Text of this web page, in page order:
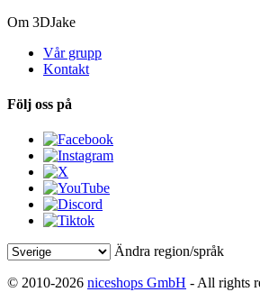
Om 3DJake
Vår grupp
Kontakt
Följ oss på
Ändra region/språk
© 2010-2026 niceshops GmbH - All rights